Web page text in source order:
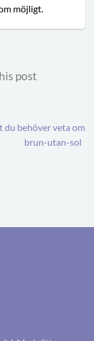
möjligt.
post
du behöver veta om
brun-utan-sol